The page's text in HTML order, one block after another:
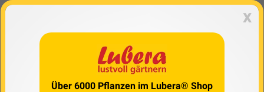
x
Über 6000 Pflanzen im Lubera® Shop